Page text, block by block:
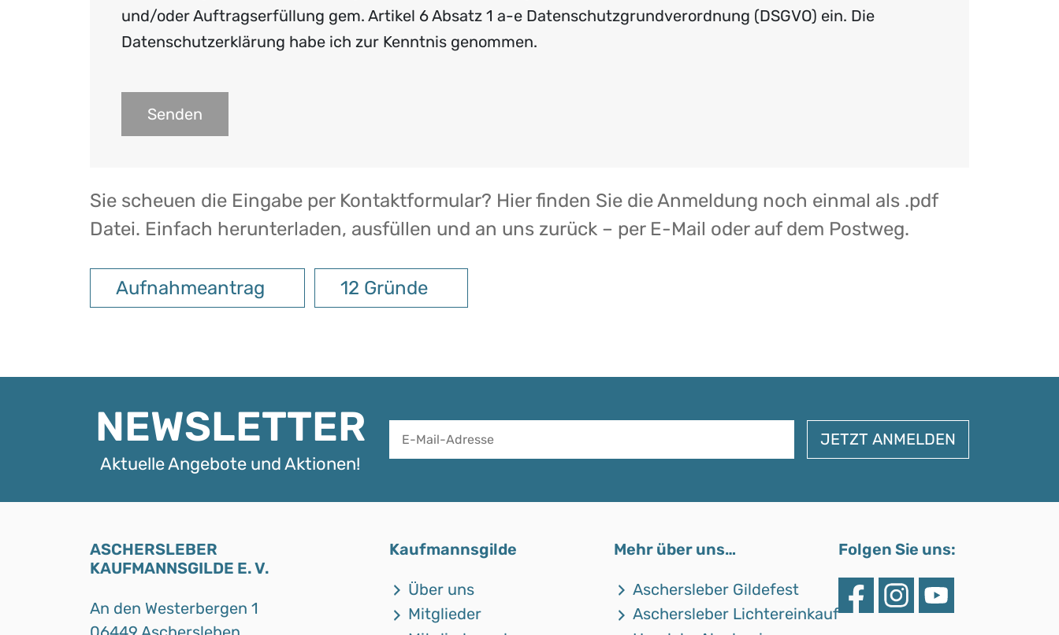
und/oder Auftragserfüllung gem. Artikel 6 Absatz 1 a-e Datenschutzgrundverordnung (DSGVO) ein. Die
Datenschutzerklärung habe ich zur Kenntnis genommen.
Sie scheuen die Eingabe per Kontaktformular? Hier finden Sie die Anmeldung noch einmal als .pdf
Datei. Einfach herunterladen, ausfüllen und an uns zurück – per E-Mail oder auf dem Postweg.
Aufnahmeantrag 12 Gründe
NEWSLETTER
Aktuelle Angebote und Aktionen!
ASCHERSLEBER
KAUFMANNSGILDE E. V.
An den Westerbergen 1
Kaufmannsgilde
Über uns
Mitglieder
Mehr über uns…
Aschersleber Gildefest
Aschersleber Lichtereinkauf
Folgen Sie uns: